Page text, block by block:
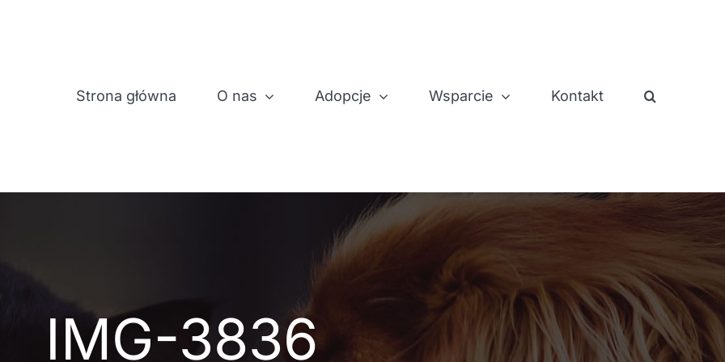
Strona główna O nas Adopcje Wsparcie Kontakt
IMG-3836